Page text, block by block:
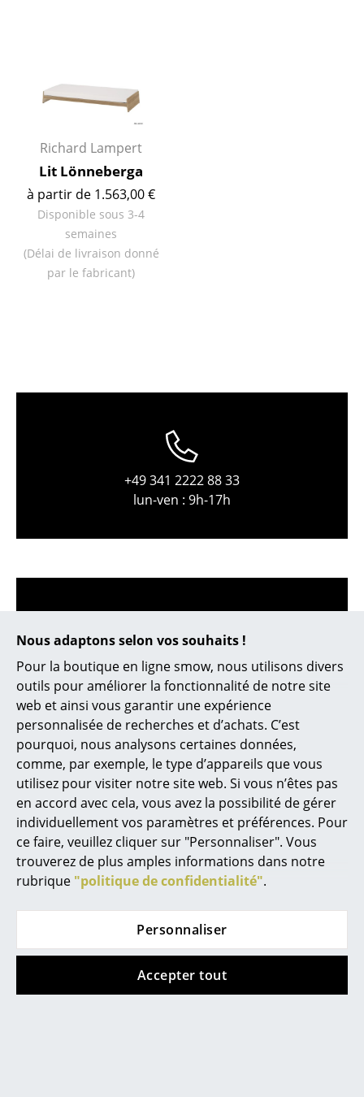
Nous adaptons selon vos souhaits !
Pour la boutique en ligne smow, nous utilisons divers
outils pour améliorer la fonctionnalité de notre site
web et ainsi vous garantir une expérience
personnalisée de recherches et d’achats. C’est
pourquoi, nous analysons certaines données,
comme, par exemple, le type d’appareils que vous
utilisez pour visiter notre site web. Si vous n’êtes pas
en accord avec cela, vous avez la possibilité de gérer
individuellement vos paramètres et préférences. Pour
ce faire, veuillez cliquer sur "Personnaliser". Vous
trouverez de plus amples informations dans notre
rubrique "politique de confidentialité".
Personnaliser
Accepter tout
Étagères & Armoires
Étagères murales
Buffets & Commodes
Meubles TV
Caissons roulants et Meubles d’appoint
Pièces détachées
Suspensions & Plafonniers
Appliques murales
Luminaires d’extérieur
Lampes sans fil
... voir tous les luminaires
Lits
Lits doubles
Lits simples
Lits empilables
Tables de chevet et Accessoires de lit
Richard Lampert
Lit Lönneberga
à partir de 1.563,00 €
Disponible sous 3-4
semaines
(Délai de livraison donné
par le fabricant)
+49 341 2222 88 33
lun-ven : 9h-17h
service@smow.fr
Contacter showroom